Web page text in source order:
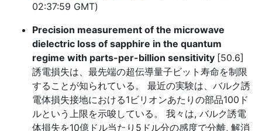
02:37:59 GMT)
Precision measurement of the microwave
dielectric loss of sapphire in the quantum
regime with parts-per-billion sensitivity [50.6]
誘電損失は、最先端の超伝導量子ビット寿命を制限
することが知られている。 最近の実験は、バルク誘
電体損失接地における1ビリオンあたりの部品100ド
ルという上限を示唆している。 我々は, バルク誘電
体損失を10億ドル当たり5ドル分の感度で分離, 解消